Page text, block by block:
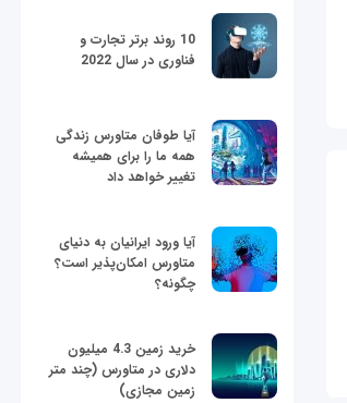
10 روند برتر تجارت و
فناوری در سال 2022
آیا طوفان متاورس زندگی
همه ما را برای همیشه
تغییر خواهد داد
آیا ورود ایرانیان به دنیای
متاورس امکان‌پذیر است؟
چگونه؟
خرید زمین 4.3 میلیون
دلاری در متاورس (چند متر
زمین مجازی)